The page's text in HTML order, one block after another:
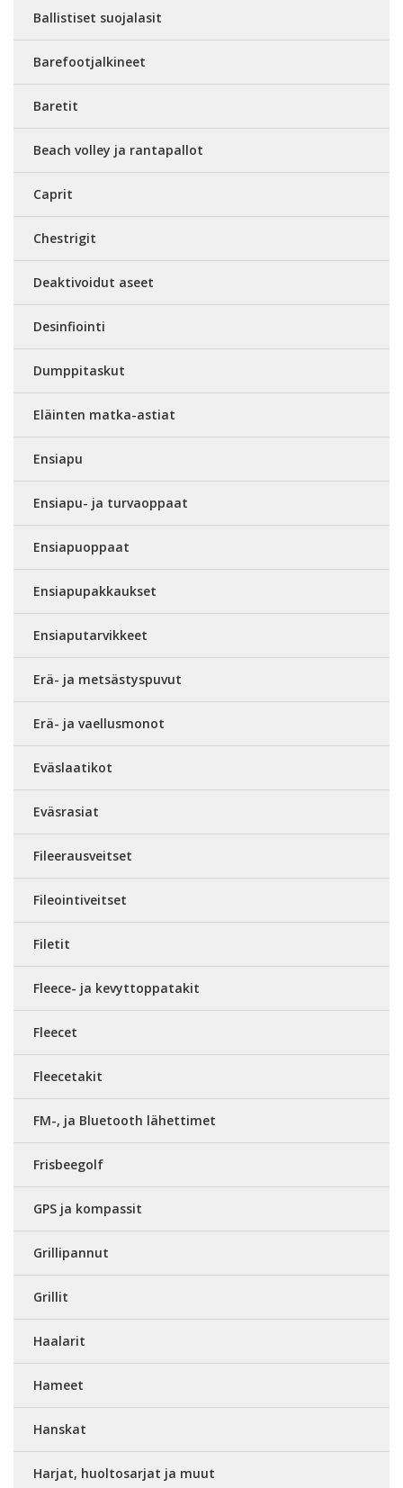
Ballistiset suojalasit
Barefootjalkineet
Baretit
Beach volley ja rantapallot
Caprit
Chestrigit
Deaktivoidut aseet
Desinfiointi
Dumppitaskut
Eläinten matka-astiat
Ensiapu
Ensiapu- ja turvaoppaat
Ensiapuoppaat
Ensiapupakkaukset
Ensiaputarvikkeet
Erä- ja metsästyspuvut
Erä- ja vaellusmonot
Eväslaatikot
Eväsrasiat
Fileerausveitset
Fileointiveitset
Filetit
Fleece- ja kevyttoppatakit
Fleecet
Fleecetakit
FM-, ja Bluetooth lähettimet
Frisbeegolf
GPS ja kompassit
Grillipannut
Grillit
Haalarit
Hameet
Hanskat
Harjat, huoltosarjat ja muut